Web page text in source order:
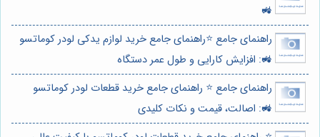
🚜
راهنمای جامع ⭐️راهنمای جامع خرید لوازم یدکی لودر کوماتسو
🚜: افزایش کارایی و طول عمر دستگاه
راهنمای جامع ⭐️ راهنمای جامع خرید قطعات لودر کوماتسو
🚜: اصالت، قیمت و نکات کلیدی